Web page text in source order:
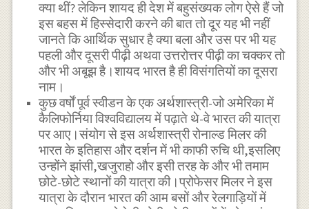
क्या थीं? लेकिन शायद ही देश में बहुसंख्यक लोग ऐसे हैं जो
इस बहस में हिस्सेदारी करने की बात तो दूर यह भी नहीं
जानते कि आर्थिक सुधार है क्या बला और उस पर भी यह
पहली और दूसरी पीढ़ी अथवा उत्तरोत्तर पीढ़ी का चक्कर तो
और भी अबूझ है।शायद भारत है ही विसंगतियों का दूसरा
नाम।
कुछ वर्षों पूर्व स्वीडन के एक अर्थशास्त्री-जो अमेरिका में
कैलिफोर्निया विश्वविद्यालय में पढ़ाते थे-वे भारत की यात्रा
पर आए।संयोग से इस अर्थशास्त्री रोनाल्ड मिलर की
भारत के इतिहास और दर्शन में भी काफी रुचि थी,इसलिए
उन्होंने झांसी,खजुराहो और इसी तरह के और भी तमाम
छोटे-छोटे स्थानों की यात्रा की।प्रोफेसर मिलर ने इस
यात्रा के दौरान भारत की आम बसों और रेलगाड़ियों में